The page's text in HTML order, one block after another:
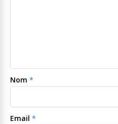
Nom *
Email *